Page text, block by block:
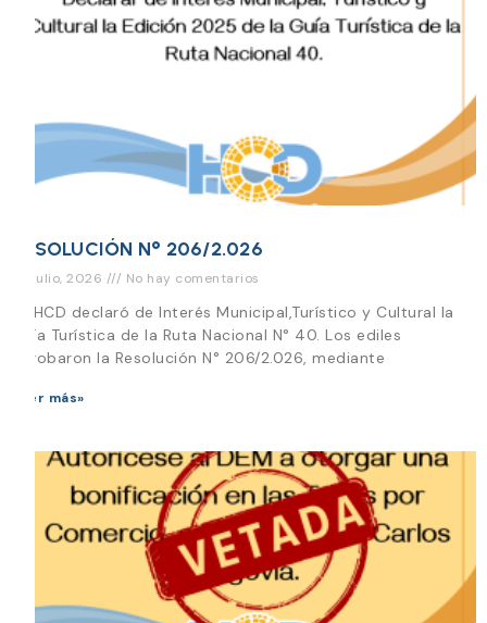
RESOLUCIÓN N° 206/2.026
28 julio, 2026 No hay comentarios
EL HCD declaró de Interés Municipal,Turístico y Cultural la
Guía Turística de la Ruta Nacional N° 40. Los ediles
aprobaron la Resolución N° 206/2.026, mediante
Leer más»